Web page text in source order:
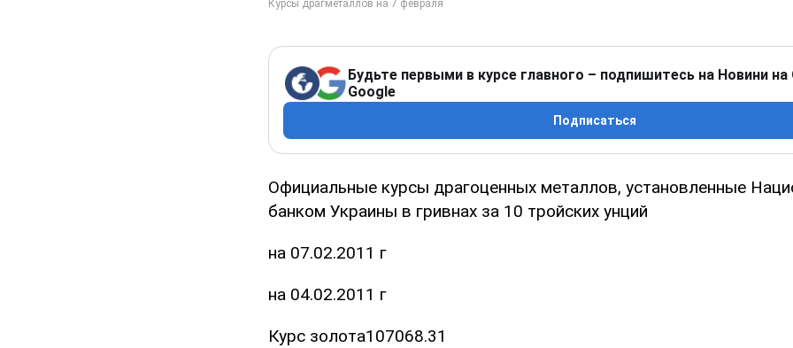
Будьте первыми в курсе главного – подпишитесь на Новини на
Google
Подписаться
Официальные курсы драгоценных металлов, установленные
банком Украины в гривнах за 10 тройских унций
на 07.02.2011 г
на 04.02.2011 г
Курс золота107068.31